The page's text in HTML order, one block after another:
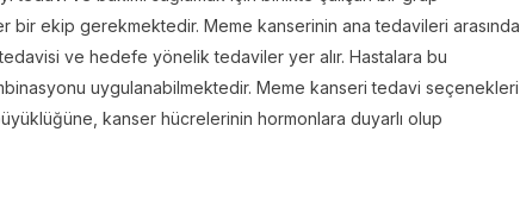
bir ekip gerekmektedir. Meme kanserinin ana tedavileri arasında
ve hedefe yönelik tedaviler yer alır. Hastalara bu
uygulanabilmektedir. Meme kanseri tedavi seçenekleri
kanser hücrelerinin hormonlara duyarlı olup